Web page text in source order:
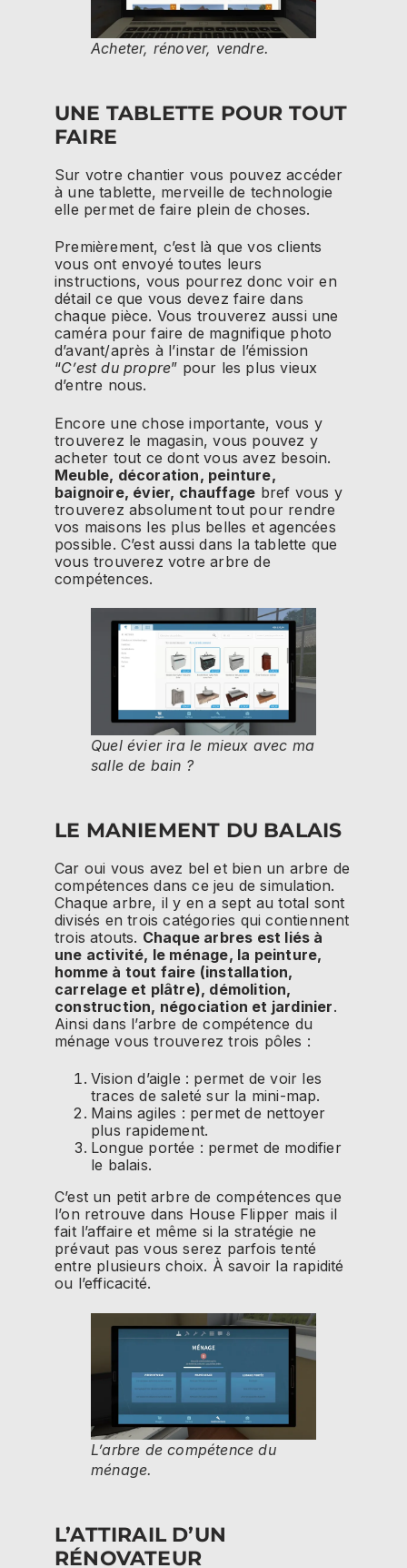
Acheter, rénover, vendre.
UNE TABLETTE POUR TOUT
FAIRE
Sur votre chantier vous pouvez accéder
à une tablette, merveille de technologie
elle permet de faire plein de choses.
Premièrement, c’est là que vos clients
vous ont envoyé toutes leurs
instructions, vous pourrez donc voir en
détail ce que vous devez faire dans
chaque pièce. Vous trouverez aussi une
caméra pour faire de magnifique photo
d’avant/après à l’instar de l’émission
“C’est du propre” pour les plus vieux
d’entre nous.
Encore une chose importante, vous y
trouverez le magasin, vous pouvez y
acheter tout ce dont vous avez besoin.
Meuble, décoration, peinture,
baignoire, évier, chauffage bref vous y
trouverez absolument tout pour rendre
vos maisons les plus belles et agencées
possible. C’est aussi dans la tablette que
vous trouverez votre arbre de
compétences.
Quel évier ira le mieux avec ma
salle de bain ?
LE MANIEMENT DU BALAIS
Car oui vous avez bel et bien un arbre de
compétences dans ce jeu de simulation.
Chaque arbre, il y en a sept au total sont
divisés en trois catégories qui contiennent
trois atouts. Chaque arbres est liés à
une activité, le ménage, la peinture,
homme à tout faire (installation,
carrelage et plâtre), démolition,
construction, négociation et jardinier.
Ainsi dans l’arbre de compétence du
ménage vous trouverez trois pôles :
Vision d’aigle : permet de voir les
traces de saleté sur la mini-map.
Mains agiles : permet de nettoyer
plus rapidement.
Longue portée : permet de modifier
le balais.
C’est un petit arbre de compétences que
l’on retrouve dans House Flipper mais il
fait l’affaire et même si la stratégie ne
prévaut pas vous serez parfois tenté
entre plusieurs choix. À savoir la rapidité
ou l’efficacité.
L’arbre de compétence du
ménage.
L’ATTIRAIL D’UN
RÉNOVATEUR